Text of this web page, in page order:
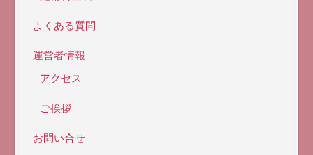
よくある質問
運営者情報
アクセス
ご挨拶
お問い合せ